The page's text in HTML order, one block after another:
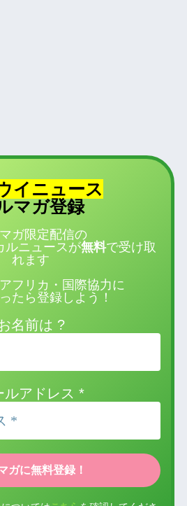
イニュース
マガ登録
ガ限定配信の
ルニュースが無料で受け取
れます
フリカ・国際協力に
たら登録しよう！
名前は ?
ルアドレス *